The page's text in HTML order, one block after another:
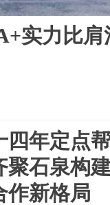
实力比肩
四年定点
聚石泉构
作新格局